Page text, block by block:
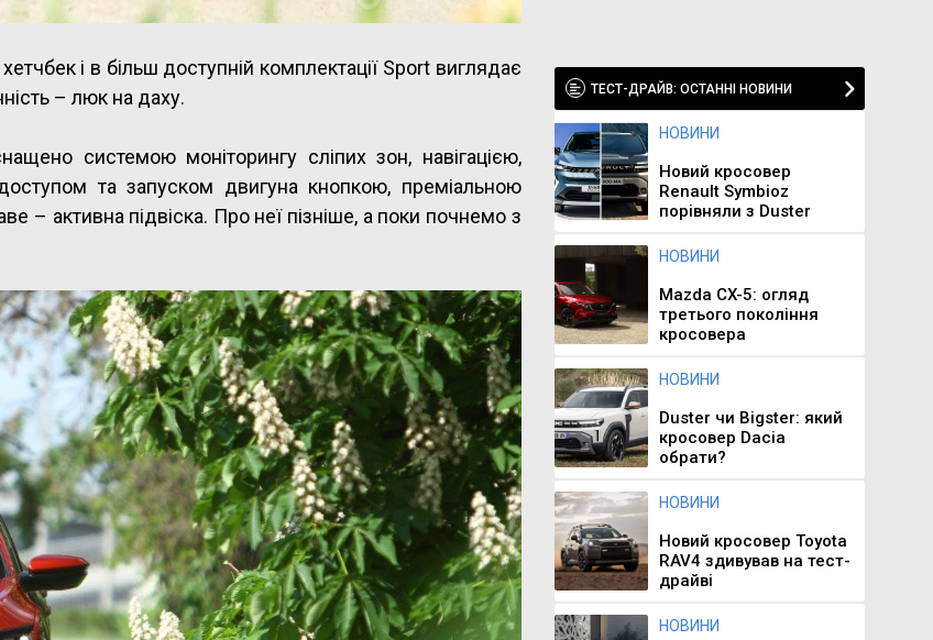
і в більш доступній комплектації Sport виглядає
– люк на даху.
системою моніторингу сліпих зон, навігацією,
та запуском двигуна кнопкою, преміальною
– активна підвіска. Про неї пізніше, а поки почнемо з
ТЕСТ-ДРАЙВ: ОСТАННІ НОВИНИ
НОВИНИ
Новий кросовер
Renault Symbioz
порівняли з Duster
НОВИНИ
Mazda CX-5: огляд
третього покоління
кросовера
НОВИНИ
Duster чи Bigster: який
кросовер Dacia
обрати?
НОВИНИ
Новий кросовер Toyota
RAV4 здивував на тест-
драйві
НОВИНИ